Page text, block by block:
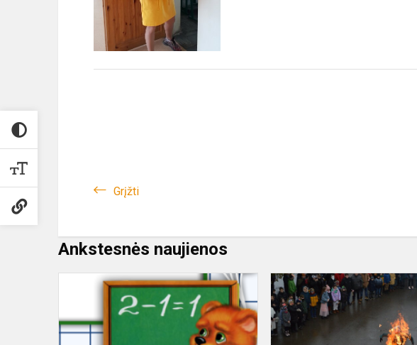
Grįžti
Ankstesnės naujienos
Kviečiame
į
susitikimą!